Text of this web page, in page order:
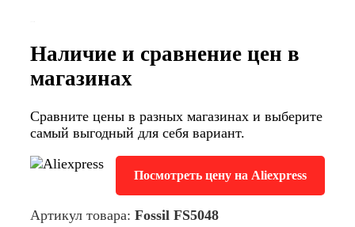
Наличие и сравнение цен в
магазинах
Сравните цены в разных магазинах и выберите
самый выгодный для себя вариант.
Посмотреть цену на Aliexpress
Артикул товара: Fossil FS5048